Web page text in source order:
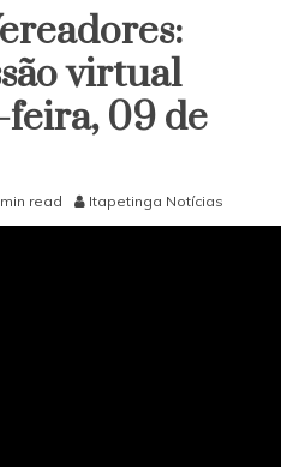
virtual
09 de
read Itapetinga Notícias